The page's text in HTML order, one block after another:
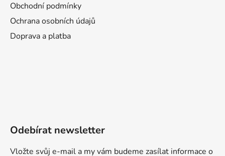
Obchodní podmínky
Ochrana osobních údajů
Doprava a platba
Odebírat newsletter
Vložte svůj e-mail a my vám budeme zasílat informace o